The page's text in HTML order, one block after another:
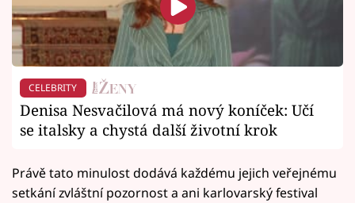
CELEBRITY
Denisa Nesvačilová má nový koníček: Učí
se italsky a chystá další životní krok
Právě tato minulost dodává každému jejich veřejnému
setkání zvláštní pozornost a ani karlovarský festival